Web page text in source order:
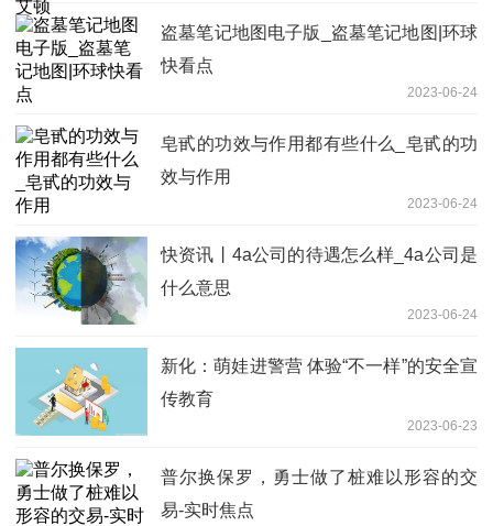
盗墓笔记地图电子版_盗墓笔记地图|环球
快看点
2023-06-24
皂甙的功效与作用都有些什么_皂甙的功
效与作用
2023-06-24
快资讯丨4a公司的待遇怎么样_4a公司是
什么意思
2023-06-24
新化：萌娃进警营 体验“不一样”的安全宣
传教育
2023-06-23
普尔换保罗，勇士做了桩难以形容的交
易-实时焦点